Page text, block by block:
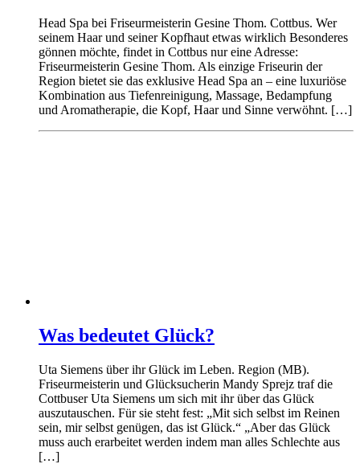
Head Spa bei Friseurmeisterin Gesine Thom. Cottbus. Wer
seinem Haar und seiner Kopfhaut etwas wirklich Besonderes
gönnen möchte, findet in Cottbus nur eine Adresse:
Friseurmeisterin Gesine Thom. Als einzige Friseurin der
Region bietet sie das exklusive Head Spa an – eine luxuriöse
Kombination aus Tiefenreinigung, Massage, Bedampfung
und Aromatherapie, die Kopf, Haar und Sinne verwöhnt. […]
Was bedeutet Glück?
Uta Siemens über ihr Glück im Leben. Region (MB).
Friseurmeisterin und Glücksucherin Mandy Sprejz traf die
Cottbuser Uta Siemens um sich mit ihr über das Glück
auszutauschen. Für sie steht fest: „Mit sich selbst im Reinen
sein, mir selbst genügen, das ist Glück.“ „Aber das Glück
muss auch erarbeitet werden indem man alles Schlechte aus
[…]